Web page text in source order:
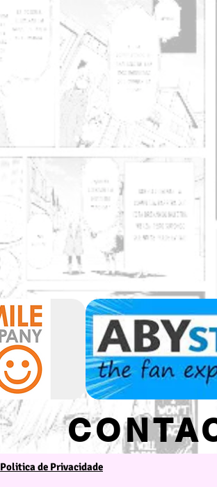
Politica de Privacidade